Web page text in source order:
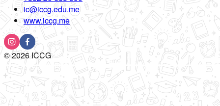
ic@iccg.edu.me
www.iccg.me
©2026ICCG